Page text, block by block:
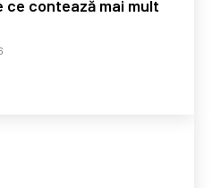
ce contează mai mult